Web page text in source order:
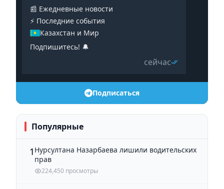
📰 Ежедневные новости
⚡️ Последние события
Казахстан и Мир
Подпишитесь! 🔔
сейчас
Подписаться
Популярные
1 Нурсултана Назарбаева лишили водительских
прав
224,450 просмотры